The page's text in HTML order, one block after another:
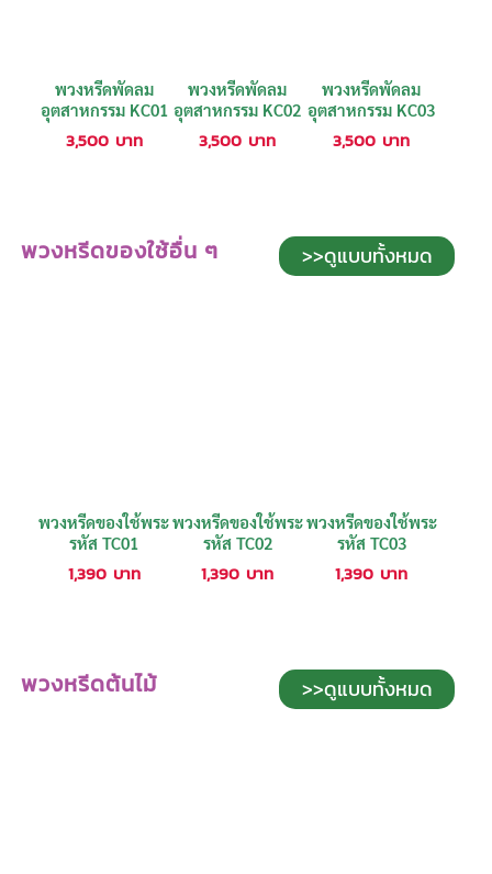
พวงหรีดพัดลม
อุตสาหกรรม KC01
3,500 บาท
พวงหรีดพัดลม
อุตสาหกรรม KC02
3,500 บาท
พวงหรีดพัดลม
อุตสาหกรรม KC03
3,500 บาท
พวงหรีดของใช้อื่น ๆ >>ดูแบบทั้งหมด
พวงหรีดของใช้พระ
รหัส TC01
1,390 บาท
พวงหรีดของใช้พระ
รหัส TC02
1,390 บาท
พวงหรีดของใช้พระ
รหัส TC03
1,390 บาท
พวงหรีดต้นไม้ >>ดูแบบทั้งหมด